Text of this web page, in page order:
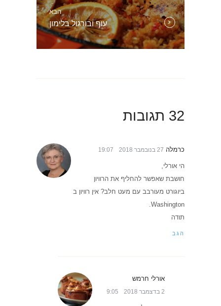
הבאהפוסט
הבא:עוף ובורגול בלימון
32 תגובות
כרמלה 27 בנובמבר 2018 19:07
הי אורלי,
חושבת שאפשר להחליף את הרוויון
ביוגורט מעורבב עם מעט חלב? אין רוויון ב
Washington.
תודה
הגב
אורלי חרמש
2 בדצמבר 2018 9:05